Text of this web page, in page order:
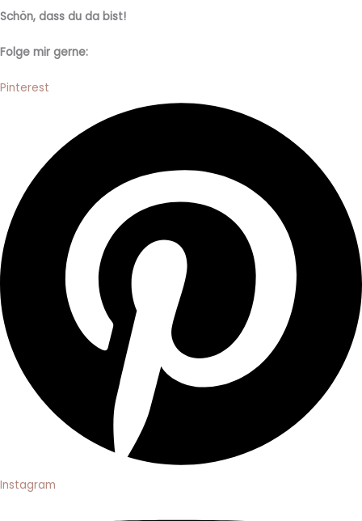
Schön, dass du da bist!
Folge mir gerne:
Pinterest
Instagram